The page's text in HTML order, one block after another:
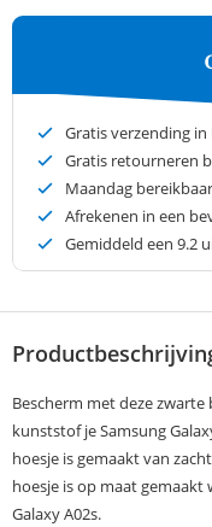
Gratis verzending
Gratis retourneren
Maandag
Afrekenen in een
Gemiddeld een 9.2
Bescherm met deze
kunststof je Samsung
hoesje is gemaakt van
hoesje is op maat gemaakt
Galaxy A02s.